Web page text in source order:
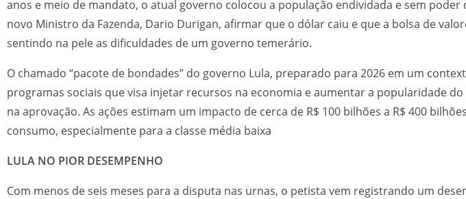
anos e meio de mandato, o atual governo colocou a população endividada e sem
novo Ministro da Fazenda, Dario Durigan, afirmar que o dólar caiu e que a bolsa de
sentindo na pele as dificuldades de um governo temerário.
O chamado “pacote de bondades” do governo Lula, preparado para 2026 em um
programas sociais que visa injetar recursos na economia e aumentar a popularidade
na aprovação. As ações estimam um impacto de cerca de R$ 100 bilhões a R$ 400
consumo, especialmente para a classe média baixa
LULA NO PIOR DESEMPENHO
Com menos de seis meses para a disputa nas urnas, o petista vem registrando um